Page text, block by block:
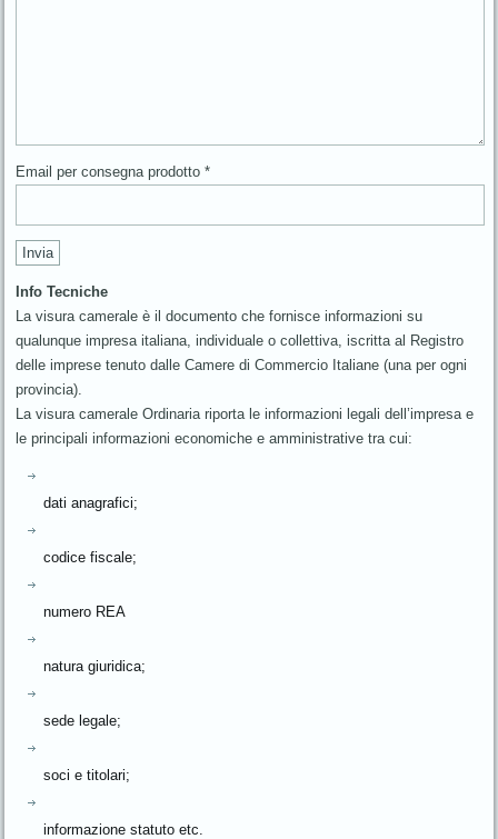
Email per consegna prodotto *
Info Tecniche
La visura camerale è il documento che fornisce informazioni su
qualunque impresa italiana, individuale o collettiva, iscritta al Registro
delle imprese tenuto dalle Camere di Commercio Italiane (una per ogni
provincia).
La visura camerale Ordinaria riporta le informazioni legali dell’impresa e
le principali informazioni economiche e amministrative tra cui:
dati anagrafici;
codice fiscale;
numero REA
natura giuridica;
sede legale;
soci e titolari;
informazione statuto etc.